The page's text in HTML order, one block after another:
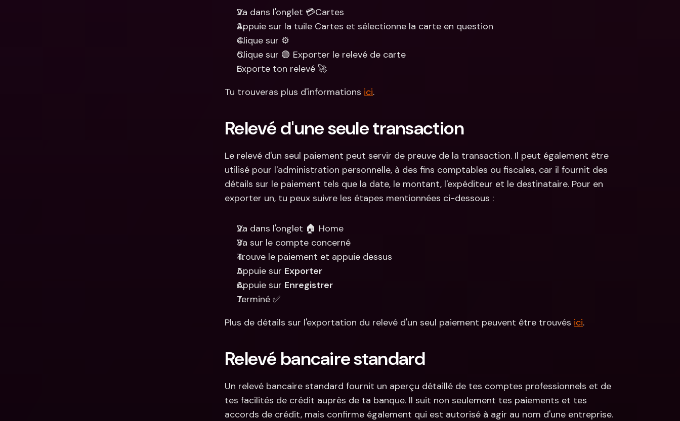
Va dans l'onglet 💳Cartes
Appuie sur la tuile Cartes et sélectionne la carte en question
Clique sur ⚙️
Clique sur 🟢 Exporter le relevé de carte
Exporte ton relevé 🚀
Tu trouveras plus d'informations ici.
Relevé d'une seule transaction
Le relevé d'un seul paiement peut servir de preuve de la transaction. Il peut également être
utilisé pour l'administration personnelle, à des fins comptables ou fiscales, car il fournit des
détails sur le paiement tels que la date, le montant, l'expéditeur et le destinataire. Pour en
exporter un, tu peux suivre les étapes mentionnées ci-dessous :
Va dans l'onglet 🏠 Home
Va sur le compte concerné
Trouve le paiement et appuie dessus
Appuie sur Exporter
Appuie sur Enregistrer
Terminé ✅
Plus de détails sur l'exportation du relevé d'un seul paiement peuvent être trouvés ici.
Relevé bancaire standard
Un relevé bancaire standard fournit un aperçu détaillé de tes comptes professionnels et de
tes facilités de crédit auprès de ta banque. Il suit non seulement tes paiements et tes
accords de crédit, mais confirme également qui est autorisé à agir au nom d'une entreprise.